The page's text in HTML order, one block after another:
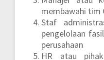
membawahi tim
Staf
pengelolaan
perusahaan
HR atau